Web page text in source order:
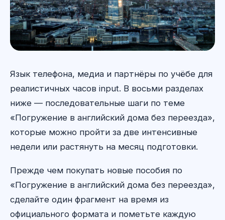
Язык телефона, медиа и партнёры по учёбе для
реалистичных часов input. В восьми разделах
ниже — последовательные шаги по теме
«Погружение в английский дома без переезда»,
которые можно пройти за две интенсивные
недели или растянуть на месяц подготовки.
Прежде чем покупать новые пособия по
«Погружение в английский дома без переезда»,
сделайте один фрагмент на время из
официального формата и пометьте каждую